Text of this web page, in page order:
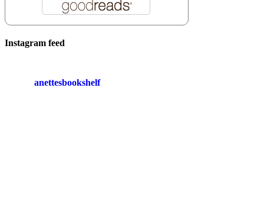
Instagram feed
anettesbookshelf